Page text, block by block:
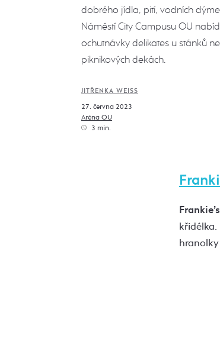
dobrého jídla, pití, vodních
Náměstí City Campusu OU
ochutnávky delikates u stánků
piknikových dekách.
JITŘENKA WEISS
27. června 2023
Aréna OU
3 min.
křidélka.